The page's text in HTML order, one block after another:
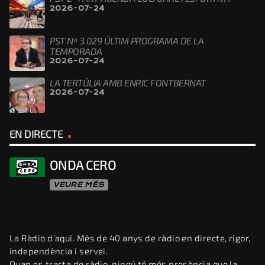
2026-07-24
PST Nº 3.029 ÚLTIM PROGRAMA DE LA
TEMPORADA
2026-07-24
LA TERTÚLIA AMB ENRIC FONTBERNAT
2026-07-24
EN DIRECTE
ONDA CERO
VEURE MÉS
La Ràdio d’aquí. Més de 40 anys de ràdio en directe, rigor,
independència i servei.